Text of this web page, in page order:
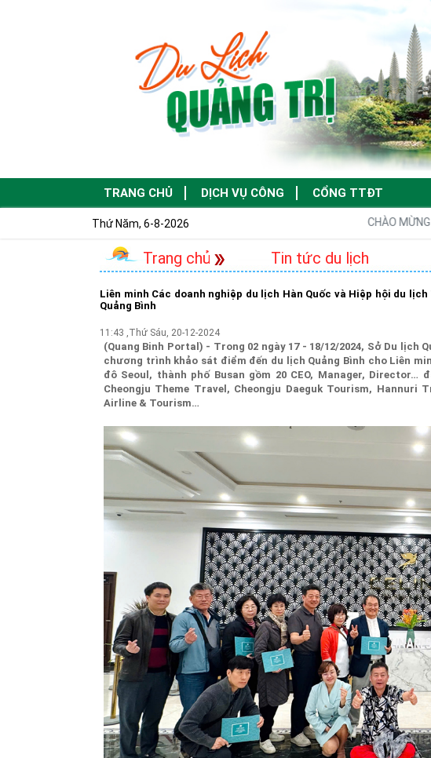
TRANG CHỦ DỊCH VỤ CÔNG CỔNG TTĐT
Thứ Năm, 6-8-2026 CHÀO MỪNG
Trang chủ Tin tức du lịch
Liên minh Các doanh nghiệp du lịch Hàn Quốc và Hiệp hội du
Quảng Bình
11:43 ,Thứ Sáu, 20-12-2024
(Quang Binh Portal) - Trong 02 ngày 17 - 18/12/2024, Sở Du
chương trình khảo sát điểm đến du lịch Quảng Bình cho Liên
đô Seoul, thành phố Busan gồm 20 CEO, Manager,
Cheongju Theme Travel, Cheongju Daeguk Tourism, Hannuri
Airline & Tourism…